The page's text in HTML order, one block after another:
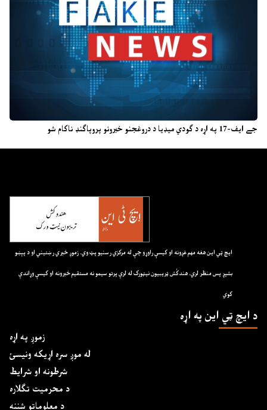
جے ایف-17 په اړه د ګودي میډیا د دروغجنو خبرونو پروپاګنډ ناکام شو
ايچ ټي اين هغه مهم غږونه او کيسې راوړو چې له مرکزي رسنيو پټ وي. زموږ خبري رښتيني او د پېښو
بشپړ پس منظر لري. هندکُش ټريبيون نيټورک له لرې پرتو سيمو نه مستقيم خبرونه او کيسې وړاندې
کوي
د ايچ ټي اين په اړه
زموږ په اړه
له موږ سره اړیکه ونیسئ
شرطونه او شرایط
د محرمیت تګلاره
د معلوماتو شننه